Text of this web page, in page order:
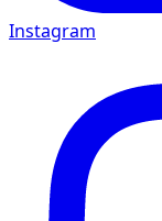
Instagram